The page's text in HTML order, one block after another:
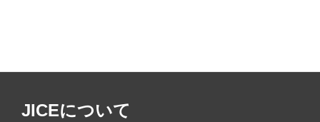
JICEについて